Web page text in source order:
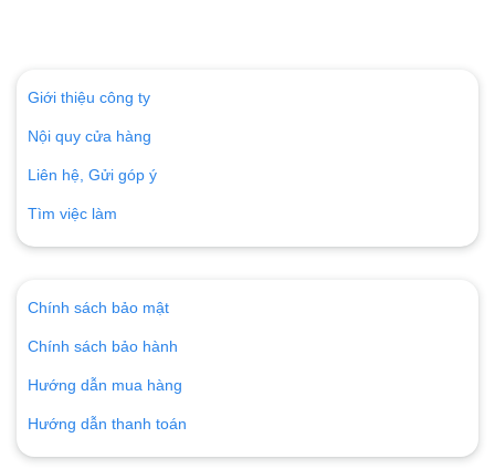
Giới thiệu công ty
Nội quy cửa hàng
Liên hệ, Gửi góp ý
Tìm việc làm
Chính sách bảo mật
Chính sách bảo hành
Hướng dẫn mua hàng
Hướng dẫn thanh toán